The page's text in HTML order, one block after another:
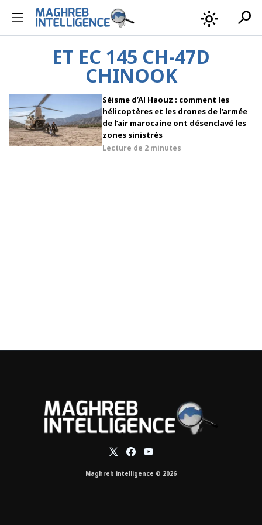
light_mode search
ET EC 145 CH-47D
CHINOOK
Séisme d’Al Haouz : comment les
hélicoptères et les drones de l’armée
de l’air marocaine ont désenclavé les
zones sinistrés
Lecture de 2 minutes
Maghreb intelligence © 2026